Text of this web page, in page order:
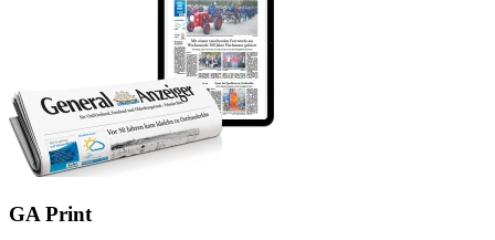
GA Print